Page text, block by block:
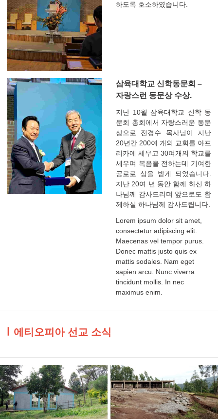
하도록 호소하였습니다.
삼육대학교 신학동문회 –
자랑스런 동문상 수상.
지난 10월 삼육대학교 신학 동
문회 총회에서 자랑스러운 동문
상으로 전경수 목사님이 지난
20년간 200여 개의 교회를 아프
리카에 세우고 30여개의 학교를
세우며 복음을 전하는데 기여한
공로로 상을 받게 되었습니다.
지난 20여 년 동안 함께 하신 하
나님께 감사드리며 앞으로도 함
께하실 하나님께 감사드립니다.
Lorem ipsum dolor sit amet,
consectetur adipiscing elit.
Maecenas vel tempor purus.
Donec mattis justo quis ex
mattis sodales. Nam eget
sapien arcu. Nunc viverra
tincidunt mollis. In nec
maximus enim.
l 에티오피아 선교 소식